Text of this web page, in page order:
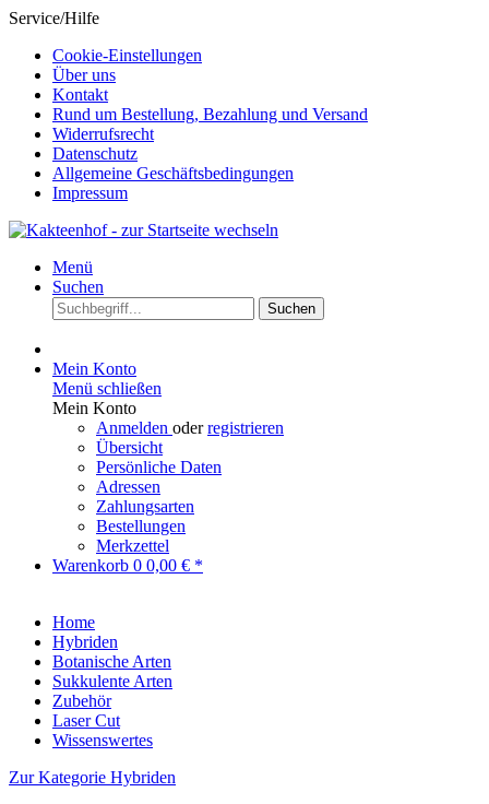
Service/Hilfe
Cookie-Einstellungen
Über uns
Kontakt
Rund um Bestellung, Bezahlung und Versand
Widerrufsrecht
Datenschutz
Allgemeine Geschäftsbedingungen
Impressum
Menü
Suchen
Suchen
Mein Konto
Menü schließen
Mein Konto
Anmelden oderregistrieren
Übersicht
Persönliche Daten
Adressen
Zahlungsarten
Bestellungen
Merkzettel
Warenkorb 0 0,00 € *
Home
Hybriden
Botanische Arten
Sukkulente Arten
Zubehör
Laser Cut
Wissenswertes
Zur Kategorie Hybriden